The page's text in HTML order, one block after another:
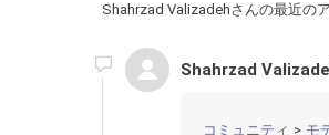
Shahrzad Valizadehさんの最近の
Shahrzad
コミュニティ モ